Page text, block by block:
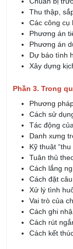
Thu thập,
Các công cụ
Phương án
Phương án
Dự báo tình
Xây dựng
Phần 3. Trong
Phương
Cách sử
Tác động
Danh xưng
Kỹ thuật
Tuân thủ
Cách lắng
Cách đặt
Xử lý tình
Vai trò của
Cách ghi
Cách rút
Cách kết